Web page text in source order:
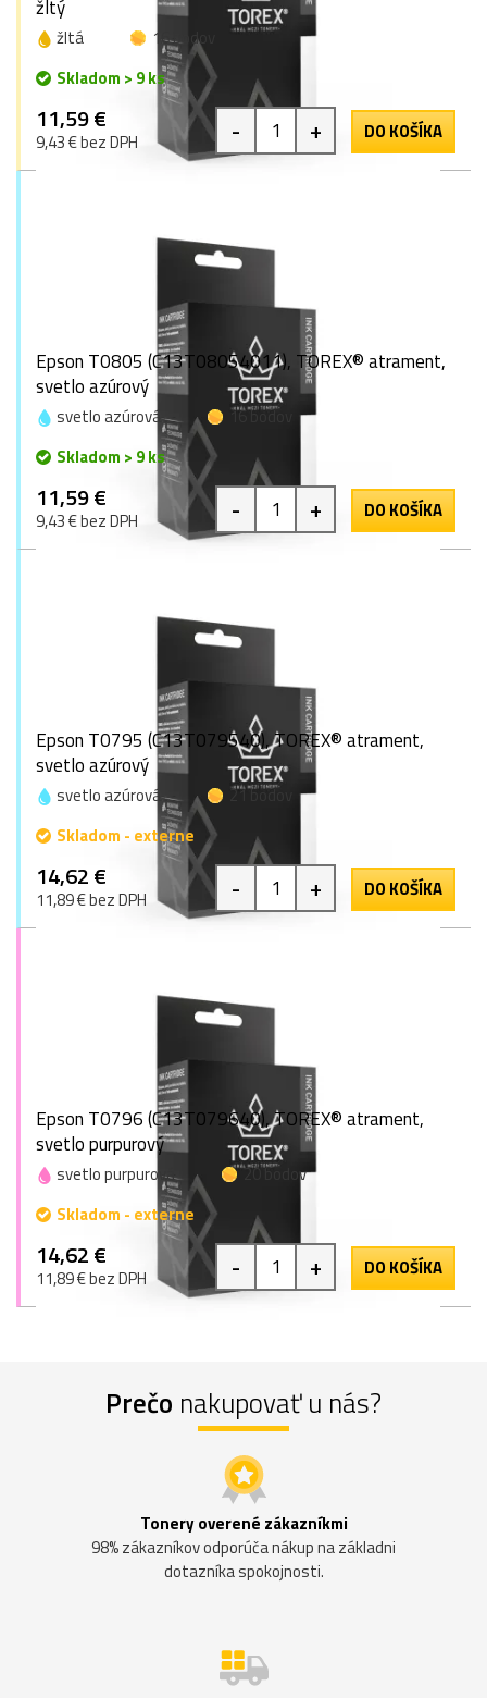
žltý
žltá
16 bodov
Skladom > 9 ks
11,59 €
9,43 € bez DPH - + DO KOŠÍKA
Epson T0805 (C13T08054011), TOREX® atrament,
svetlo azúrový
svetlo azúrová
16 bodov
Skladom > 9 ks
11,59 €
9,43 € bez DPH - + DO KOŠÍKA
Epson T0795 (C13T079540), TOREX® atrament,
svetlo azúrový
svetlo azúrová
21 bodov
Skladom - externe
14,62 €
11,89 € bez DPH - + DO KOŠÍKA
Epson T0796 (C13T079640), TOREX® atrament,
svetlo purpurový
svetlo purpurová
20 bodov
Skladom - externe
14,62 €
11,89 € bez DPH - + DO KOŠÍKA
Prečo nakupovať u nás?
Tonery overené zákazníkmi
98% zákazníkov odporúča nákup na základni
dotazníka spokojnosti.